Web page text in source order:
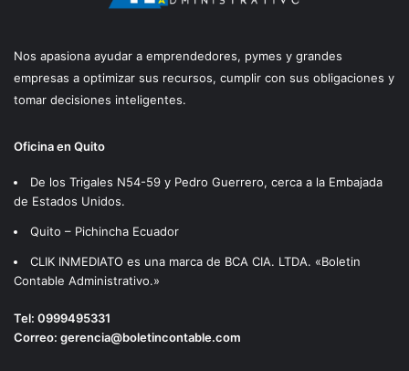
Nos apasiona ayudar a emprendedores, pymes y grandes
empresas a optimizar sus recursos, cumplir con sus obligaciones y
tomar decisiones inteligentes.
Oficina en Quito
De los Trigales N54-59 y Pedro Guerrero, cerca a la Embajada
de Estados Unidos.
Quito – Pichincha Ecuador
CLIK INMEDIATO es una marca de BCA CIA. LTDA. «Boletin
Contable Administrativo.»
Tel: 0999495331
Correo: gerencia@boletincontable.com